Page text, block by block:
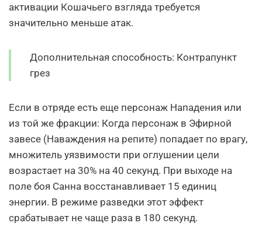
активации Кошачьего взгляда требуется
значительно меньше атак.
Дополнительная способность: Контрапункт
грез
Если в отряде есть еще персонаж Нападения или
из той же фракции: Когда персонаж в Эфирной
завесе (Наваждения на репите) попадает по врагу,
множитель уязвимости при оглушении цели
возрастает на 30% на 40 секунд. При выходе на
поле боя Санна восстанавливает 15 единиц
энергии. В режиме разведки этот эффект
срабатывает не чаще раза в 180 секунд.